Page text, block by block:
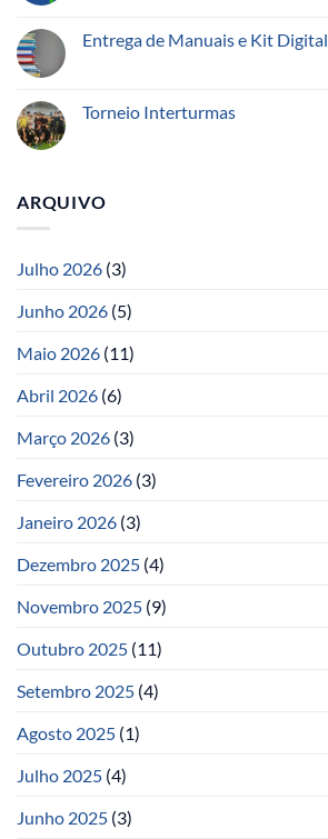
Entrega de Manuais e Kit Digital
Torneio Interturmas
ARQUIVO
Julho 2026 (3)
Junho 2026 (5)
Maio 2026 (11)
Abril 2026 (6)
Março 2026 (3)
Fevereiro 2026 (3)
Janeiro 2026 (3)
Dezembro 2025 (4)
Novembro 2025 (9)
Outubro 2025 (11)
Setembro 2025 (4)
Agosto 2025 (1)
Julho 2025 (4)
Junho 2025 (3)